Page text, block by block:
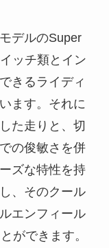
デルのSuper
ッチ類とイン
きるライディ
ます。それに
た走りと、切
の俊敏さを併
ズな特性を持
、そのクール
エンフィール
ができます。